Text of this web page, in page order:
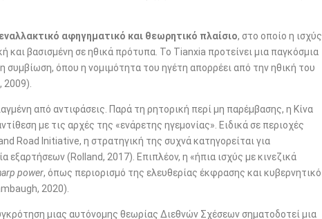
εναλλακτικό αφηγηματικό και θεωρητικό πλαίσιο, στο οποίο η ισχύς
και βασισμένη σε ηθικά πρότυπα. Το Tianxia προτείνει μια παγκόσμια
συμβίωση, όπου η νομιμότητα του ηγέτη απορρέει από την ηθική του
2009).
από αντιφάσεις. Παρά τη ρητορική περί μη παρέμβασης, η Κίνα
με τις αρχές της «ενάρετης ηγεμονίας». Ειδικά σε περιοχές
Road Initiative, η στρατηγική της συχνά κατηγορείται για
εξαρτήσεων (Rolland, 2017). Επιπλέον, η «ήπια ισχύς με κινεζικά
power, όπως περιορισμό της ελευθερίας έκφρασης και κυβερνητικό
2020).
μιας αυτόνομης θεωρίας Διεθνών Σχέσεων σηματοδοτεί μια